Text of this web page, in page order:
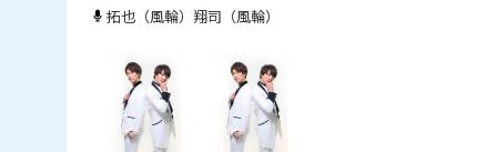
拓也（風輪） 翔司（風輪）